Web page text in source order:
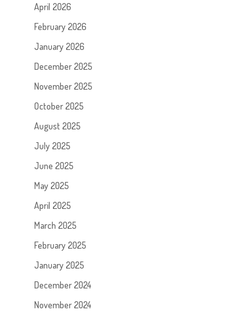
April 2026
February 2026
January 2026
December 2025
November 2025
October 2025
August 2025
July 2025
June 2025
May 2025
April 2025
March 2025
February 2025
January 2025
December 2024
November 2024